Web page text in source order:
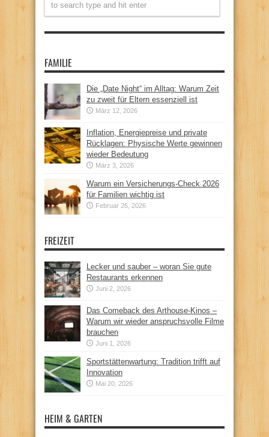
FAMILIE
Die „Date Night“ im Alltag: Warum Zeit
zu zweit für Eltern essenziell ist
März 12, 2026
Inflation, Energiepreise und private
Rücklagen: Physische Werte gewinnen
wieder Bedeutung
März 3, 2026
Warum ein Versicherungs-Check 2026
für Familien wichtig ist
Februar 26, 2026
FREIZEIT
Lecker und sauber – woran Sie gute
Restaurants erkennen
Juni 2, 2026
Das Comeback des Arthouse-Kinos –
Warum wir wieder anspruchsvolle Filme
brauchen
Juni 1, 2026
Sportstättenwartung: Tradition trifft auf
Innovation
Mai 20, 2026
HEIM & GARTEN